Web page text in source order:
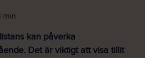
min
kan påverka
Det är viktigt att visa tillit